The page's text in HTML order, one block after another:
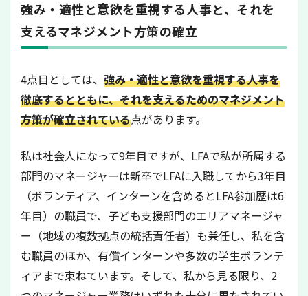
強み・適性と意欲を重視する人事と、それを
支えるマネジメント方策の確立
4点目としては、 強み・適性と意欲を重視する人事を
徹底するとともに、それを支えるためのマネジメント
方策が確立されている点があります。
私は社会人になって9年目ですが、LFAで私が所属する
部門のマネージャーは新卒でLFAに入職してから3年目
（ボランティア、インターンを含めるとLFA参加歴は6
年目）の職員で、子ども支援部門のエリアマネージャ
ー（地域の複数拠点の統括責任者）も兼任し、私を含
む職員のほか、有償インターンや多数の学生ボランテ
ィアまで束ねています。そして、私から見る限り、2